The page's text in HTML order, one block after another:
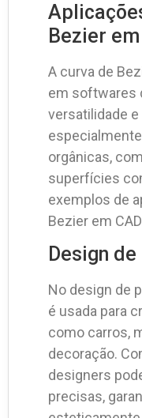
Bezier
A curva de
em softwares
versatilidade e
orgânicas,
superfícies
exemplos de
Bezier em
Design
No design de
é usada para
como carros,
decoração.
designers
precisas,